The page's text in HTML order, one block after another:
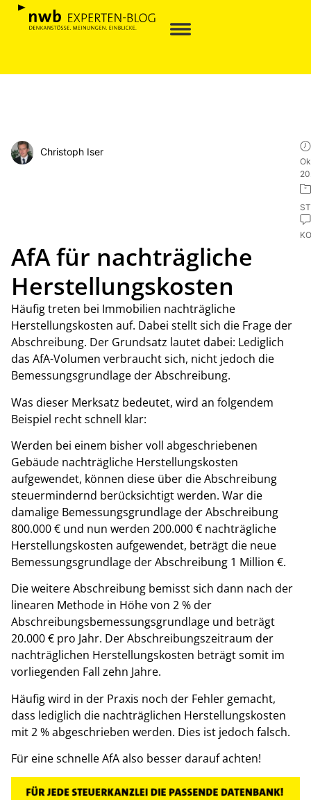
Christoph Iser
AfA für nachträgliche
Herstellungskosten
Häufig treten bei Immobilien nachträgliche
Herstellungskosten auf. Dabei stellt sich die Frage der
Abschreibung. Der Grundsatz lautet dabei: Lediglich
das AfA-Volumen verbraucht sich, nicht jedoch die
Bemessungsgrundlage der Abschreibung.
Was dieser Merksatz bedeutet, wird an folgendem
Beispiel recht schnell klar:
Werden bei einem bisher voll abgeschriebenen
Gebäude nachträgliche Herstellungskosten
aufgewendet, können diese über die Abschreibung
steuermindernd berücksichtigt werden. War die
damalige Bemessungsgrundlage der Abschreibung
800.000 € und nun werden 200.000 € nachträgliche
Herstellungskosten aufgewendet, beträgt die neue
Bemessungsgrundlage der Abschreibung 1 Million €.
Die weitere Abschreibung bemisst sich dann nach der
linearen Methode in Höhe von 2 % der
Abschreibungsbemessungsgrundlage und beträgt
20.000 € pro Jahr. Der Abschreibungszeitraum der
nachträglichen Herstellungskosten beträgt somit im
vorliegenden Fall zehn Jahre.
Häufig wird in der Praxis noch der Fehler gemacht,
dass lediglich die nachträglichen Herstellungskosten
mit 2 % abgeschrieben werden. Dies ist jedoch falsch.
Für eine schnelle AfA also besser darauf achten!